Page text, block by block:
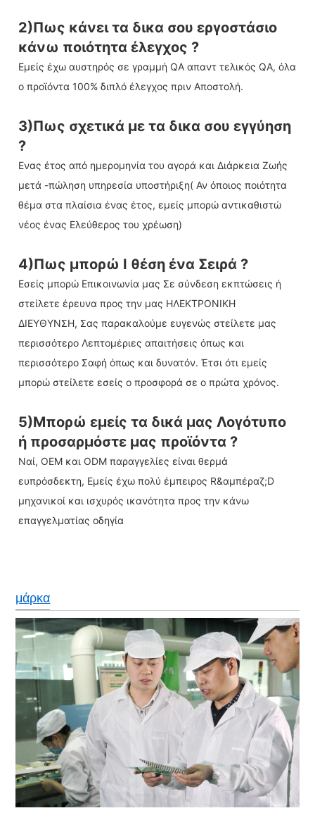
2)Πως κάνει τα δικα σου εργοστάσιο
κάνω ποιότητα έλεγχος ?
Εμείς έχω αυστηρός σε γραμμή QA απαντ τελικός QA, όλα
ο προϊόντα 100% διπλό έλεγχος πριν Αποστολή.
3)Πως σχετικά με τα δικα σου εγγύηση
?
Ενας έτος από ημερομηνία του αγορά και Διάρκεια Ζωής
μετά -πώληση υπηρεσία υποστήριξη( Αν όποιος ποιότητα
θέμα στα πλαίσια ένας έτος, εμείς μπορώ αντικαθιστώ
νέος ένας Ελεύθερος του χρέωση)
4)Πως μπορώ I θέση ένα Σειρά ?
Εσείς μπορώ Επικοινωνία μας Σε σύνδεση εκπτώσεις ή
στείλετε έρευνα προς την μας ΗΛΕΚΤΡΟΝΙΚΗ
ΔΙΕΥΘΥΝΣΗ, Σας παρακαλούμε ευγενώς στείλετε μας
περισσότερο Λεπτομέριες απαιτήσεις όπως και
περισσότερο Σαφή όπως και δυνατόν. Έτσι ότι εμείς
μπορώ στείλετε εσείς ο προσφορά σε ο πρώτα χρόνος.
5)Μπορώ εμείς τα δικά μας Λογότυπο
ή προσαρμόστε μας προϊόντα ?
Ναί, OEM και ODM παραγγελίες είναι θερμά
ευπρόσδεκτη, Εμείς έχω πολύ έμπειρος R&αμπέραζ;D
μηχανικοί και ισχυρός ικανότητα προς την κάνω
επαγγελματίας οδηγία
μάρκα